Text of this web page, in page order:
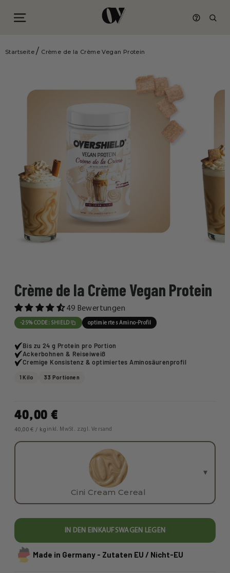
zum
Seitennavigation Suche
Startseite / Crème de la Crème Vegan Protein
Crème de la Crème Vegan Protein
49 Bewertungen
-25% CODE: SHIELD optimiertes Amino-Profil
Bis zu 24 g Protein pro Portion
Ackerbohnen & Reiseiweiß
Cremige Konsistenz & optimiertes Aminosäurenprofil
1 Kilo 33 Portionen
40,00 €
40,00 € / kg inkl. MwSt. zzgl. Versand
GESCHMACK
Cini Cream Cereal
▾
IN DEN EINKAUFSWAGEN LEGEN
Made in Germany - Zutaten EU / Nicht-EU